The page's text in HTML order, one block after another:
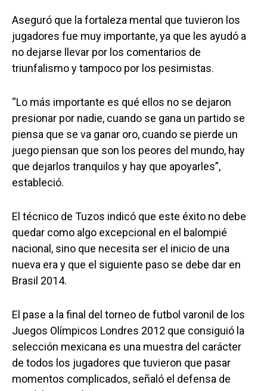
Aseguró que la fortaleza mental que tuvieron los
jugadores fue muy importante, ya que les ayudó a
no dejarse llevar por los comentarios de
triunfalismo y tampoco por los pesimistas.
“Lo más importante es qué ellos no se dejaron
presionar por nadie, cuando se gana un partido se
piensa que se va ganar oro, cuando se pierde un
juego piensan que son los peores del mundo, hay
que dejarlos tranquilos y hay que apoyarles”,
estableció.
El técnico de Tuzos indicó que este éxito no debe
quedar como algo excepcional en el balompié
nacional, sino que necesita ser el inicio de una
nueva era y que el siguiente paso se debe dar en
Brasil 2014.
El pase a la final del torneo de futbol varonil de los
Juegos Olímpicos Londres 2012 que consiguió la
selección mexicana es una muestra del carácter
de todos los jugadores que tuvieron que pasar
momentos complicados, señaló el defensa de